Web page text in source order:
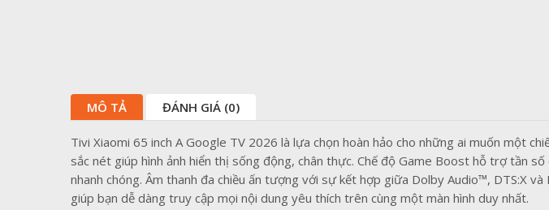
MÔ TẢ ĐÁNH GIÁ (0)
Tivi Xiaomi 65 inch A Google TV 2026 là lựa chọn hoàn hảo cho những ai muốn một
sắc nét giúp hình ảnh hiển thị sống động, chân thực. Chế độ Game Boost hỗ trợ tần
nhanh chóng. Âm thanh đa chiều ấn tượng với sự kết hợp giữa Dolby Audio™, DTS:X
giúp bạn dễ dàng truy cập mọi nội dung yêu thích trên cùng một màn hình duy nhất.